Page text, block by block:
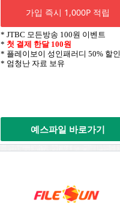
가입 즉시 1,000P 적립
* JTBC 모든방송 100원 이벤트
* 첫 결제 한달 100원
* 플레이보이 성인패러디 50% 할인
* 엄청난 자료 보유
예스파일 바로가기